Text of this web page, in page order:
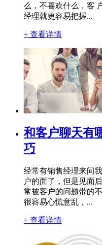
么，不喜欢什么，客
经理就更容易把握...
+ 查看详情
和客户聊天有
巧
经常有销售经理来问
户的面了，但是见面
常被客户的问题带的
很容易心慌意乱，...
+ 查看详情